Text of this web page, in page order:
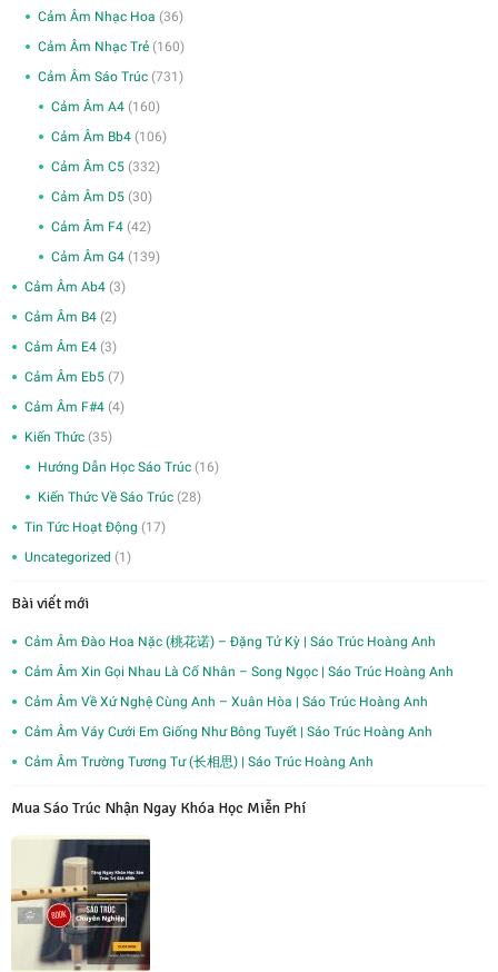
Cảm Âm Nhạc Hoa (36)
Cảm Âm Nhạc Trẻ (160)
Cảm Âm Sáo Trúc (731)
Cảm Âm A4 (160)
Cảm Âm Bb4 (106)
Cảm Âm C5 (332)
Cảm Âm D5 (30)
Cảm Âm F4 (42)
Cảm Âm G4 (139)
Cảm Âm Ab4 (3)
Cảm Âm B4 (2)
Cảm Âm E4 (3)
Cảm Âm Eb5 (7)
Cảm Âm F#4 (4)
Kiến Thức (35)
Hướng Dẫn Học Sáo Trúc (16)
Kiến Thức Về Sáo Trúc (28)
Tin Tức Hoạt Động (17)
Uncategorized (1)
Bài viết mới
Cảm Âm Đào Hoa Nặc (桃花诺) – Đặng Tử Kỳ | Sáo Trúc Hoàng Anh
Cảm Âm Xin Gọi Nhau Là Cố Nhân – Song Ngọc | Sáo Trúc Hoàng Anh
Cảm Âm Về Xứ Nghệ Cùng Anh – Xuân Hòa | Sáo Trúc Hoàng Anh
Cảm Âm Váy Cưới Em Giống Như Bông Tuyết | Sáo Trúc Hoàng Anh
Cảm Âm Trường Tương Tư (长相思) | Sáo Trúc Hoàng Anh
Mua Sáo Trúc Nhận Ngay Khóa Học Miễn Phí